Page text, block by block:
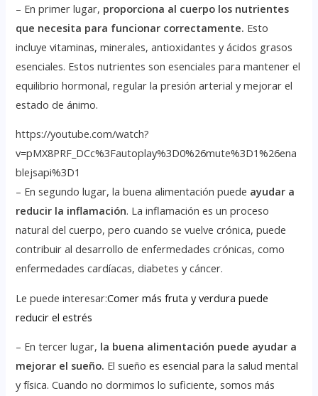
– En primer lugar, proporciona al cuerpo los nutrientes
que necesita para funcionar correctamente. Esto
incluye vitaminas, minerales, antioxidantes y ácidos grasos
esenciales. Estos nutrientes son esenciales para mantener el
equilibrio hormonal, regular la presión arterial y mejorar el
estado de ánimo.
https://youtube.com/watch?
v=pMX8PRF_DCc%3Fautoplay%3D0%26mute%3D1%26ena
blejsapi%3D1
– En segundo lugar, la buena alimentación puede ayudar a
reducir la inflamación. La inflamación es un proceso
natural del cuerpo, pero cuando se vuelve crónica, puede
contribuir al desarrollo de enfermedades crónicas, como
enfermedades cardíacas, diabetes y cáncer.
Le puede interesar:Comer más fruta y verdura puede
reducir el estrés
– En tercer lugar, la buena alimentación puede ayudar a
mejorar el sueño. El sueño es esencial para la salud mental
y física. Cuando no dormimos lo suficiente, somos más